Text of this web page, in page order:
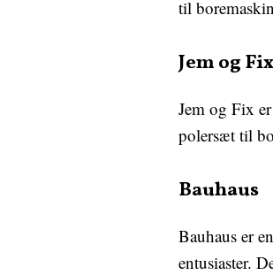
til
Jem og Fix
Jem og Fix
polersæt til
Bauhaus
Bauhaus er
entusiaster.